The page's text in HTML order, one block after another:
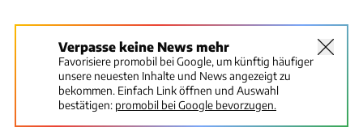
Verpasse keine News mehr
Favorisiere promobil bei Google, um künftig häufiger
unsere neuesten Inhalte und News angezeigt zu
bekommen. Einfach Link öffnen und Auswahl
bestätigen: promobil bei Google bevorzugen.